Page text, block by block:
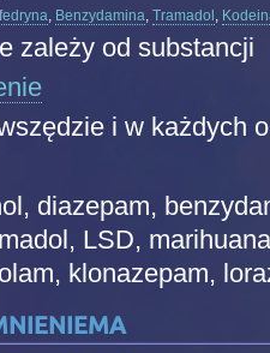
, Benzydamina, Tramadol ,
zależy od substancji
i w każdych
diazepam,
LSD,
klonazepam,